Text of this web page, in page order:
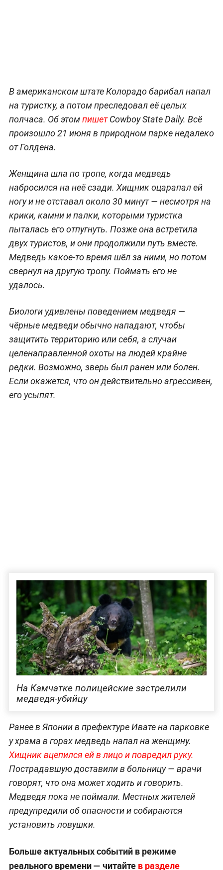
В американском штате Колорадо барибал напал
на туристку, а потом преследовал её целых
полчаса. Об этомпишетCowboy State Daily. Всё
произошло 21 июня в природном парке недалеко
от Голдена.
Женщина шла по тропе, когда медведь
набросился на неё сзади. Хищник оцарапал ей
ногу и не отставал около 30 минут — несмотря на
крики, камни и палки, которыми туристка
пыталась его отпугнуть. Позже она встретила
двух туристов, и они продолжили путь вместе.
Медведь какое-то время шёл за ними, но потом
свернул на другую тропу. Поймать его не
удалось.
Биологи удивлены поведением медведя —
чёрные медведи обычно нападают, чтобы
защитить территорию или себя, а случаи
целенаправленной охоты на людей крайне
редки. Возможно, зверь был ранен или болен.
Если окажется, что он действительно агрессивен,
его усыпят.
На Камчатке полицейские застрелили
медведя-убийцу
Ранее в Японии в префектуре Ивате на парковке
у храма в горах медведь напал на женщину.
Хищник вцепился ей в лицо и повредил руку.
Пострадавшую доставили в больницу — врачи
говорят, что она может ходить и говорить.
Медведя пока не поймали. Местных жителей
предупредили об опасности и собираются
установить ловушки.
Больше актуальных событий в режиме
реального времени — читайте в разделе